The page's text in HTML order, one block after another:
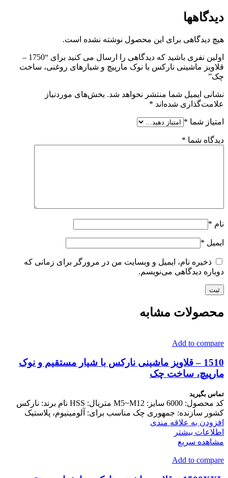
دیدگاهها
هیچ دیدگاهی برای این محصول نوشته نشده است.
اولین نفری باشید که دیدگاهی را ارسال می کنید برای “1750 –
قلاویز ماشینی نارکس با نوک مارپیچ و شیارهای روغنی، ساخت
چک”
نشانی ایمیل شما منتشر نخواهد شد. بخش‌های موردنیاز
علامت‌گذاری شده‌اند *
امتیاز شما *
دیدگاه شما *
نام *
ایمیل *
ذخیره نام، ایمیل و وبسایت من در مرورگر برای زمانی که
دوباره دیدگاهی می‌نویسم.
محصولات مشابه
Add to compare
1510 – قلاویز ماشینی نارکس با شیار مستقیم و نوک
مارپیچ، ساخت چک
تماس بگیرید
کد محصول: 6000 سایز: M5~M12 متریال: HSS نام برند: نارکس
کشور سازنده: جمهوری چک مناسب برای: آلومینیوم، پلاستیک
افزودن به علاقه مندی
اطلاعات بیشتر
مشاهده سریع
Add to compare